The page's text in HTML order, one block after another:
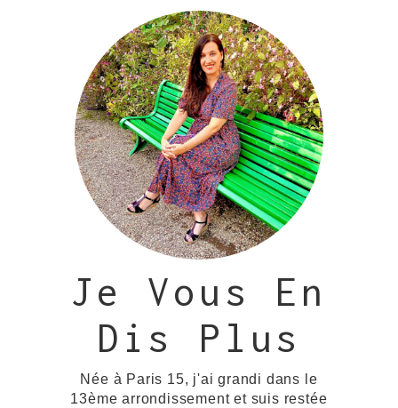
Je Vous En
Dis Plus
Née à Paris 15, j'ai grandi dans le
13ème arrondissement et suis restée